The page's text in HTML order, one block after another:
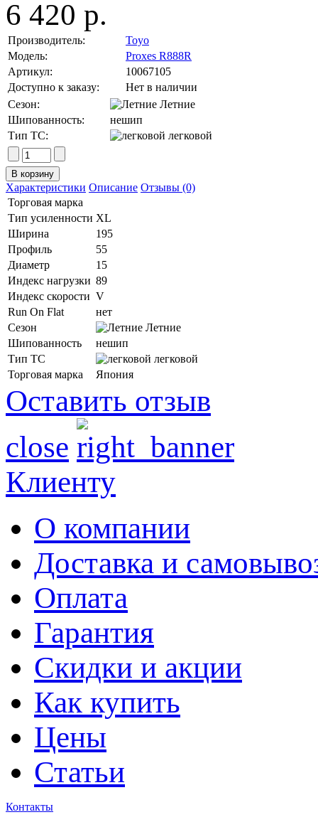
6 420 р.
Производитель:
Toyo
Модель:
Proxes R888R
Артикул:
10067105
Доступно к заказу:
Нет в наличии
Сезон:
Летние
Шипованность:
нешип
Тип ТС:
легковой
Характеристики Описание Отзывы (0)
Торговая марка
Тип усиленности XL
Ширина
195
Профиль
55
Диаметр
15
Индекс нагрузки 89
Индекс скорости V
Run On Flat
нет
Сезон
Летние
Шипованность
нешип
Тип ТС
легковой
Торговая марка
Япония
Оставить отзыв
close
Клиенту
О компании
Доставка и
Оплата
Гарантия
Скидки и акции
Как купить
Цены
Статьи
Контакты